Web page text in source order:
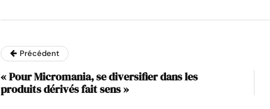
Précédent
« Pour Micromania, se diversifier dans les
produits dérivés fait sens »